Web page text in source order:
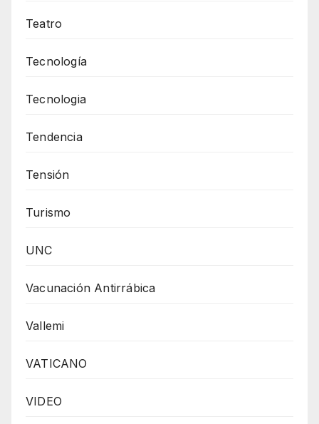
Teatro
Tecnología
Tecnologia
Tendencia
Tensión
Turismo
UNC
Vacunación Antirrábica
Vallemi
VATICANO
VIDEO